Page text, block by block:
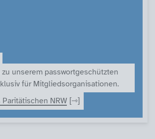
unserem passwortgeschützten
für Mitgliedsorganisationen.
Paritätischen NRW